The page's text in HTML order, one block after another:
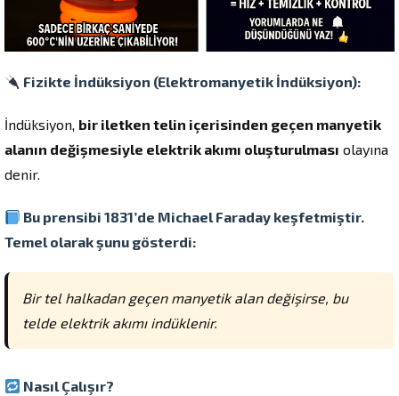
Fizikte İndüksiyon (Elektromanyetik İndüksiyon):
İndüksiyon, bir iletken telin içerisinden geçen manyetik
alanın değişmesiyle elektrik akımı oluşturulması olayına
denir.
Bu prensibi 1831’de Michael Faraday keşfetmiştir.
Temel olarak şunu gösterdi:
Bir tel halkadan geçen manyetik alan değişirse, bu
telde elektrik akımı indüklenir.
Nasıl Çalışır?